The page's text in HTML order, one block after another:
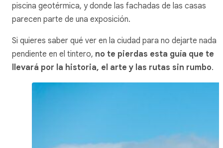
piscina geotérmica, y donde las fachadas de las casas
parecen parte de una exposición.
Si quieres saber qué ver en la ciudad para no dejarte nada
pendiente en el tintero, no te pierdas esta guía que te
llevará por la historia, el arte y las rutas sin rumbo.